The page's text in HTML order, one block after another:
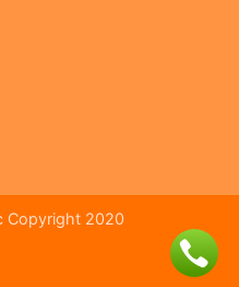
Copyright 2020